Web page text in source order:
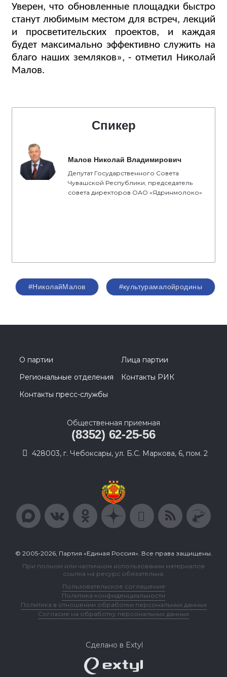
Уверен, что обновленные площадки быстро
станут любимым местом для встреч, лекций
и просветительских проектов, и каждая
будет максимально эффективно служить на
благо наших земляков», - отметил Николай
Малов.
Спикер
Малов Николай Владимирович
Депутат Государственного Совета
Чувашской Республики, председатель
совета директоров ОАО «Ядринмолоко»
#НиколайМалов #культурамалойродины
О партии
Лица партии
Региональные отделения
Контакты РИК
Контакты пресс-службы
Общественная приемная
(8352) 62-25-56
428003, г. Чебоксары, ул. Б.С. Маркова, 6, пом. 2
© 2005-2026, Партия «Единая Россия». Все права защищены.
При полном или частичном использовании материалов
ссылка на ресурс обязательна.
Пользовательское соглашение
Политика конфиденциальности
Политика в отношении обработки персональных данных
Согласие на обработку персональных данных
Сделано в Extyl